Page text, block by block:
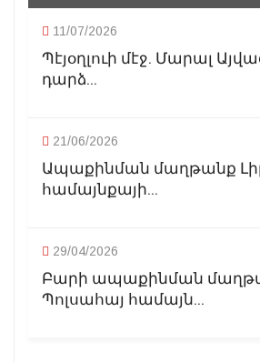
11/07/2026
Պէյօղլուի մէջ. Մարալ
դարձ...
21/06/2026
Ապաքինման մաղթանք
համայնքայի...
29/04/2026
Բարի ապաքինման
Պոլսահայ համայն...